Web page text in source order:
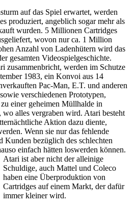
auf das Spiel erwartet, werden
produziert, angeblich sogar mehr als
wurden. 5 Millionen Cartridges
wovon nur ca. 1 Million
Anzahl von Ladenhütern wird das
gesamten Videospielgeschichte.
zusammenbricht, werden im Schutze
1983, ein Konvoi aus 14
Pac-Man, E.T. und anderen
verschiedenen Prototypen,
einer geheimen Müllhalde in
alles vergraben wird. Atari besteht
Aktion dazu diente,
Wenn sie nur das fehlende
Kunden bezüglich des schlechten
einfach hätten loswerden können.
Atari ist aber nicht der alleinige
Schuldige, auch Mattel und Coleco
haben eine Überproduktion von
Cartridges auf einem Markt, der dafür
immer kleiner wird.